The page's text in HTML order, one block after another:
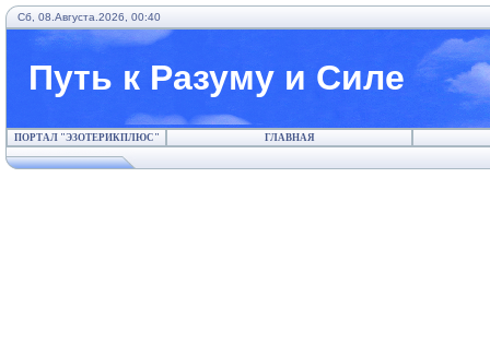
Сб, 08.Августа.2026, 00:40
Путь к Разуму и Силе
ПОРТАЛ "ЭЗОТЕРИКПЛЮС" ГЛАВНАЯ